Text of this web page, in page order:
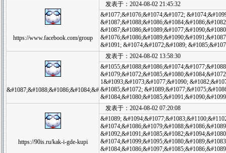
https://www.facebook.com/group
发表于：2024-08-02 21:45:32
&#1077;&#1076;&#1074;&#1072;
&#1091; &#1074;&#1072;&#1089;
&#1087;&#1088;&#1086;&#1084;&#
发表于：2024-08-02 13:58:30
1&#1093;&#1073;&#1077;&#1090;
&#1085;&#1072;
https://90is.ru/kak-i-gde-kupi
发表于：2024-08-02 07:20:08
&#1089;